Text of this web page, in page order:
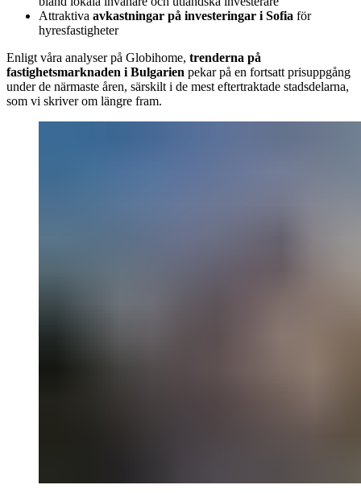
Attraktiva avkastningar på investeringar i Sofia för
hyresfastigheter
Enligt våra analyser på Globihome, trenderna på
fastighetsmarknaden i Bulgarien pekar på en fortsatt prisuppgång
under de närmaste åren, särskilt i de mest eftertraktade stadsdelarna,
som vi skriver om längre fram.